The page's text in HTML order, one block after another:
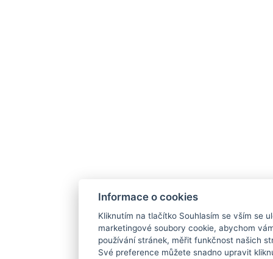
Informace o cookies
Kliknutím na tlačítko Souhlasím se vším se
marketingové soubory cookie, abychom
používání stránek, měřit funkčnost našich
Své preference můžete snadno upravit